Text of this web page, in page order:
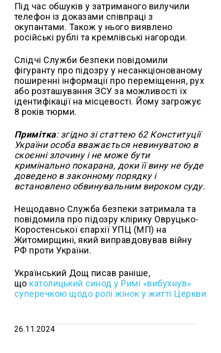
Під час обшуків у затриманого вилучили
телефон із доказами співпраці з
окупантами. Також у нього виявлено
російські рублі та кремлівські нагороди.
Слідчі Служби безпеки повідомили
фігуранту про підозру у несанкціонованому
поширенні інформації про переміщення, рух
або розташування ЗСУ за можливості їх
ідентифікації на місцевості. Йому загрожує
8 років тюрми.
Примітка: згідно зі статтею 62 Конституції
України особа вважається невинуватою в
скоєнні злочину і не може бути
кримінально покарана, доки її вину не буде
доведено в законному порядку і
встановлено обвинувальним вироком суду.
Нещодавно Служба безпеки затримала та
повідомила про підозру клірику Овруцько-
Коростенської єпархії УПЦ (МП) на
Житомирщині, який виправдовував війну
РФ проти України.
Український Дощ писав раніше,
що католицький синод у Римі «вибухнув»
суперечкою щодо ролі жінок у житті Церкви
26.11.2024